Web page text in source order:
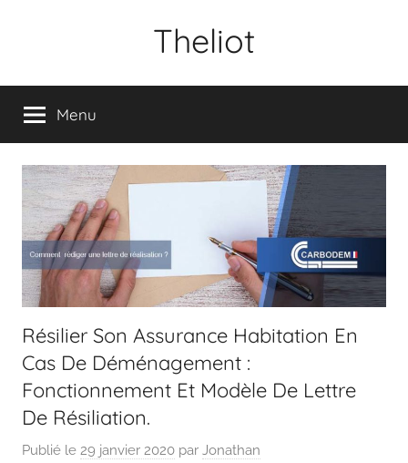
Theliot
Menu
Résilier Son Assurance Habitation En
Cas De Déménagement :
Fonctionnement Et Modèle De Lettre
De Résiliation.
Publié le 29 janvier 2020 par Jonathan